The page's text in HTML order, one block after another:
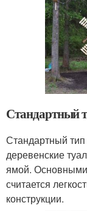
Стандартный
Стандартный тип
деревенские
ямой.
считается
конструкции.